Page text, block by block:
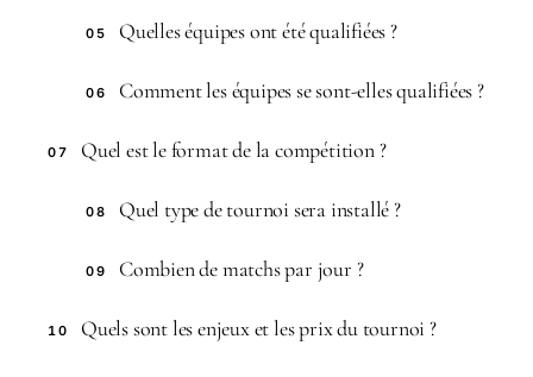
05 Quelles équipes ont été qualifiées ?
06 Comment les équipes se sont-elles qualifiées ?
07 Quel est le format de la compétition ?
08 Quel type de tournoi sera installé ?
09 Combien de matchs par jour ?
10 Quels sont les enjeux et les prix du tournoi ?